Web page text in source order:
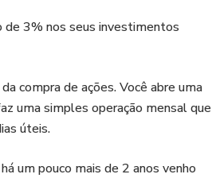
de 3% nos seus investimentos
compra de ações. Você abre uma
uma simples operação mensal que
úteis.
um pouco mais de 2 anos venho